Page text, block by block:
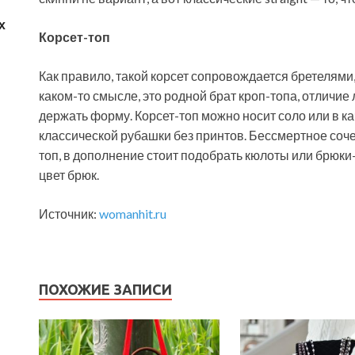
Корсет-топ
Как правило, такой корсет сопровождается
каком-то смысле, это родной брат кроп-топа,
держать форму. Корсет-топ можно носит соло или в
классической рубашки без принтов. Бессмертное
топ, в дополнение стоит подобрать кюлоты или
цвет брюк.
Источник: womanhit.ru
ПОХОЖИЕ ЗАПИСИ